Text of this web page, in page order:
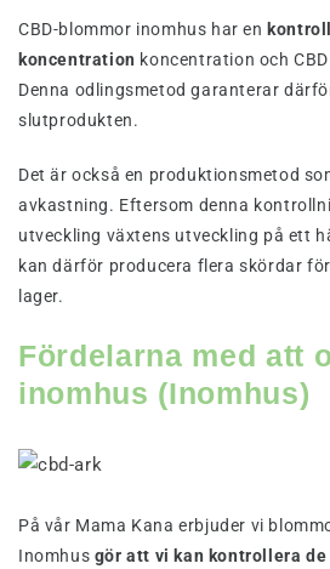
CBD-blommor inomhus har en
koncentration koncentration och
Denna odlingsmetod garanterar
slutprodukten.
Det är också en produktionsmetod
avkastning. Eftersom denna
utveckling växtens utveckling på ett
kan därför producera flera skördar
lager.
Fördelarna med att
inomhus (Inomhus)
På vår Mama Kana erbjuder vi
Inomhus gör att vi kan kontrollera